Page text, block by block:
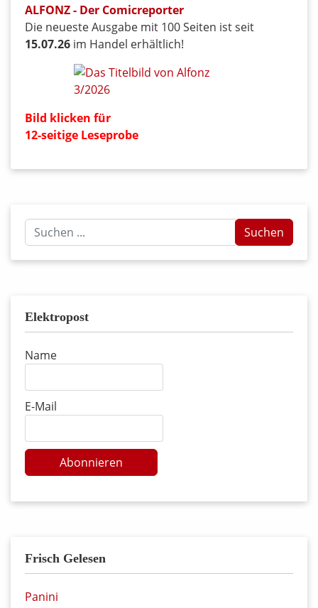
ALFONZ - Der Comicreporter
Die neueste Ausgabe mit 100 Seiten ist seit
15.07.26 im Handel erhältlich!
Bild klicken für
12-seitige Leseprobe
Suchen
...
Suchen
Elektropost
Name
E-Mail
Abonnieren
Frisch Gelesen
Panini